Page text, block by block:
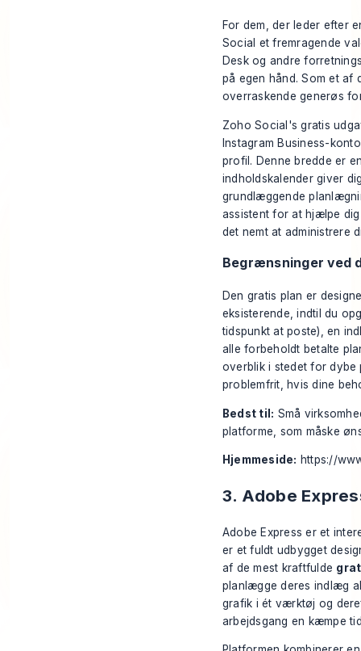
For dem, der leder efter
Social et fremragende
Desk og andre
på egen hånd. Som et af
overraskende generøs
Zoho Social's gratis
Instagram Business-
profil. Denne bredde er
indholdskalender giver
grundlæggende
assistent for at hjælpe
det nemt at administrere
Begrænsninger ved
Den gratis plan er
eksisterende, indtil du
tidspunkt at poste), en
alle forbeholdt betalte
overblik i stedet for dybe
problemfrit, hvis dine
Bedst til: Små
platforme, som måske
Hjemmeside: https://
3. Adobe
Adobe Express er et
er et fuldt udbygget
af de mest kraftfulde
planlægge deres indlæg
grafik i ét værktøj og
arbejdsgang en kæmpe